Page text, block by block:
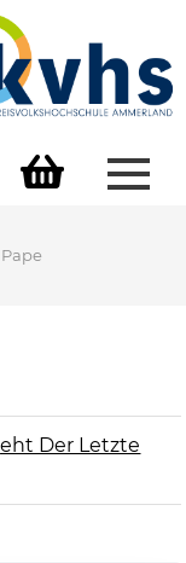
Der Letzte